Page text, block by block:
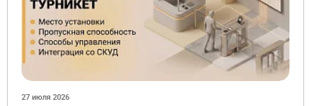
27 июля 2026